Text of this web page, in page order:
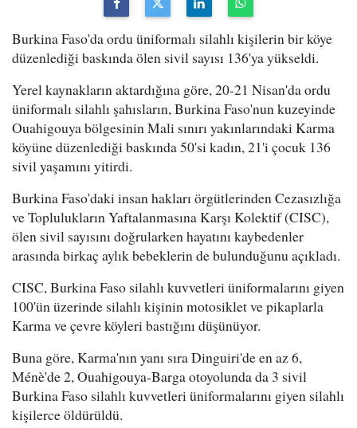
Burkina Faso'da ordu üniformalı silahlı kişilerin bir köye
düzenlediği baskında ölen sivil sayısı 136'ya yükseldi.
Yerel kaynakların aktardığına göre, 20-21 Nisan'da ordu
üniformalı silahlı şahısların, Burkina Faso'nun kuzeyinde
Ouahigouya bölgesinin Mali sınırı yakınlarındaki Karma
köyüne düzenlediği baskında 50'si kadın, 21'i çocuk 136
sivil yaşamını yitirdi.
Burkina Faso'daki insan hakları örgütlerinden Cezasızlığa
ve Toplulukların Yaftalanmasına Karşı Kolektif (CISC),
ölen sivil sayısını doğrularken hayatını kaybedenler
arasında birkaç aylık bebeklerin de bulunduğunu açıkladı.
CISC, Burkina Faso silahlı kuvvetleri üniformalarını giyen
100'ün üzerinde silahlı kişinin motosiklet ve pikaplarla
Karma ve çevre köyleri bastığını düşünüyor.
Buna göre, Karma'nın yanı sıra Dinguiri'de en az 6,
Ménè'de 2, Ouahigouya-Barga otoyolunda da 3 sivil
Burkina Faso silahlı kuvvetleri üniformalarını giyen silahlı
kişilerce öldürüldü.